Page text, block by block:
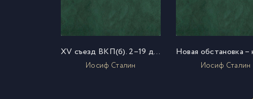
XV съезд ВКП(б). 2–19 декабря 1921 г. Политический отчет Центрального Комитета
Иосиф Сталин Иосиф Сталин